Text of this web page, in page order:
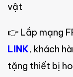
vật
👉 Lắp mạng
LINK, khách
tặng thiết bị